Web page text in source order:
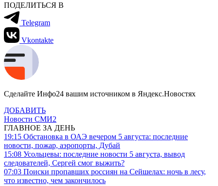
ПОДЕЛИТЬСЯ В
Telegram
Vkontakte
Сделайте Инфо24 вашим источником в Яндекс.Новостях
ДОБАВИТЬ
Новости СМИ2
ГЛАВНОЕ ЗА ДЕНЬ
19:15 Обстановка в ОАЭ вечером 5 августа: последние
новости, пожар, аэропорты, Дубай
15:08 Усольцевы: последние новости 5 августа, вывод
следователей, Сергей смог выжить?
07:03 Поиски пропавших россиян на Сейшелах: ночь в лесу,
что известно, чем закончилось